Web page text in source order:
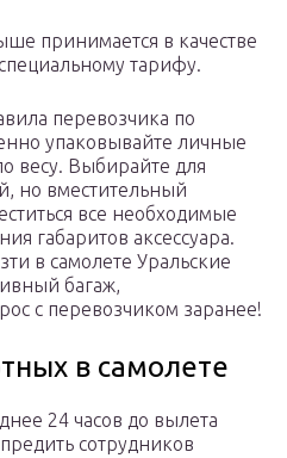
принимается в качестве
тарифу.
перевозчика по
упаковывайте личные
весу. Выбирайте для
но вместительный
все необходимые
габаритов аксессуара.
в самолете Уральские
багаж,
с перевозчиком заранее!
в самолете
24 часов до вылета
сотрудников